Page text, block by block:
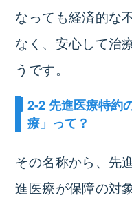
なっても経済的な
なく、安心して治
うです。
2-2 先進医療特約
療」って？
その名称から、先
進医療が保障の対